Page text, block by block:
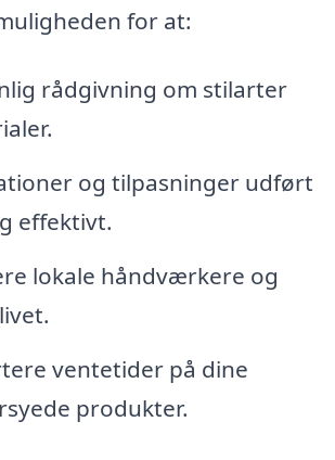
for at:
rådgivning om stilarter
og tilpasninger udført
effektivt.
lokale håndværkere og
ventetider på dine
produkter.